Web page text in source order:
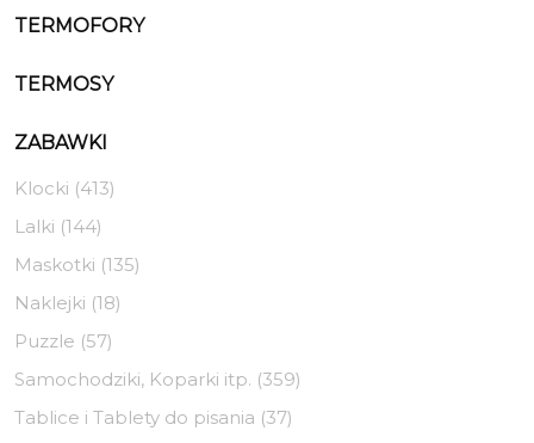
TERMOFORY
TERMOSY
ZABAWKI
Klocki (413)
Lalki (144)
Maskotki (135)
Naklejki (18)
Puzzle (57)
Samochodziki, Koparki itp. (359)
Tablice i Tablety do pisania (37)